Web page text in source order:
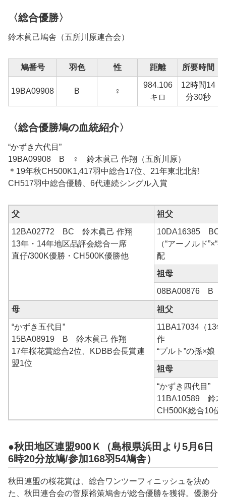
〈総合優勝〉
鈴木眞己鳩舎（五所川原連合会）
鳩番号 羽色 性 距離 所要時間
19BA09908 B ♀
984.106
キロ
12時間14
分30秒
〈総合優勝鳩の血統紹介〉
“かずき六代目”
19BA09908 B ♀ 鈴木眞己 作翔（五所川原）
＊19年秋CH500K1,417羽中総合17位、21年東北北部
CH517羽中総合優勝、6代連続シングル入賞
父 祖父
12BA02772 BC 鈴木眞己 作翔
13年・14年地区品評会総合一席
直仔/300K優勝・CH500K優勝他
10DA16385 BC
（“アーノルド”×“
配
祖母
08BA00876 B
母 祖父
“かずき五代目”
15BA08919 B 鈴木眞己 作翔
17年桜花賞総合2位、KDBB会長賞連
盟1位
11BA17034（13
作
“プルト”の孫×娘
祖母
“かずき四代目”
11BA10589 鈴木
CH500K総合10位
●秋田地区連盟900Ｋ（島根県浜田より5月6日
6時20分放鳩/参加168羽54鳩舎）
秋田連盟の桜花賞は、総合ワンツーフィニッシュを決め
た、秋田連合会の菅原裕策鳩舎が総合優勝を獲得。優勝分